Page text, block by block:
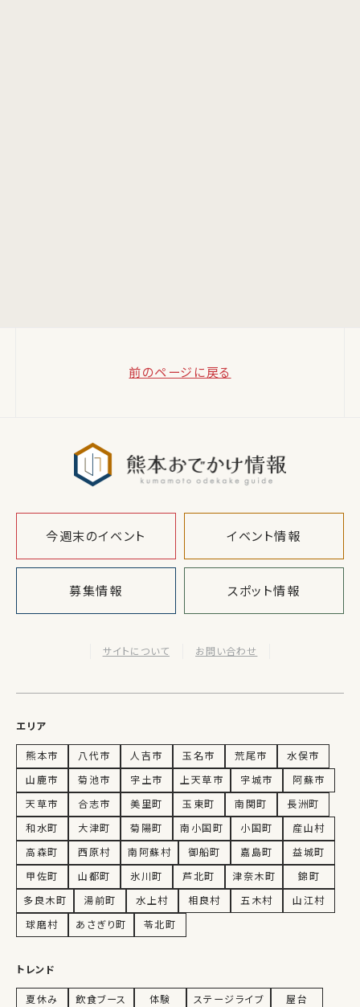
前のページに戻る
今週末のイベント イベント情報
募集情報 スポット情報
サイトについて お問い合わせ
エリア
熊本市 八代市 人吉市 玉名市 荒尾市
水俣市
山鹿市
菊池市 宇土市 上天草市 宇城市
阿蘇市
天草市
合志市 美里町 玉東町 南関町
長洲町
和水町
大津町 菊陽町 南小国町 小国町
産山村
高森町
西原村 南阿蘇村 御船町 嘉島町
益城町
甲佐町
山都町 氷川町 芦北町 津奈木町
錦町
多良木町
湯前町 水上村 相良村 五木村
山江村
球磨村
あさぎり町 苓北町
トレンド
夏休み 飲食ブース 体験 ステージライブ 屋台